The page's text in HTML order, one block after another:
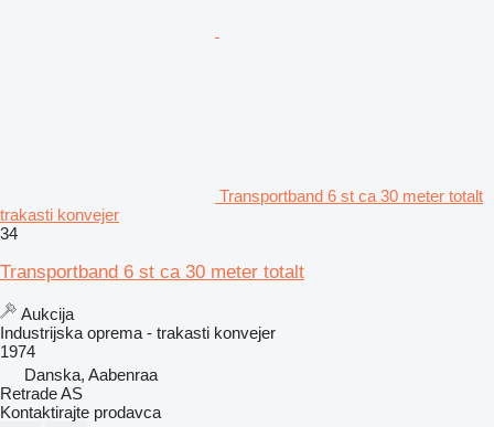
Transportband 6 st ca 30 meter totalt
trakasti konvejer
34
Transportband 6 st ca 30 meter totalt
Aukcija
Industrijska oprema - trakasti konvejer
1974
Danska, Aabenraa
Retrade AS
Kontaktirajte prodavca